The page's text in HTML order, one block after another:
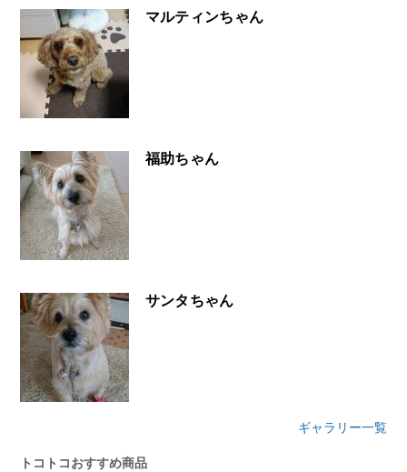
マルティンちゃん
福助ちゃん
サンタちゃん
ギャラリー一覧
トコトコおすすめ商品